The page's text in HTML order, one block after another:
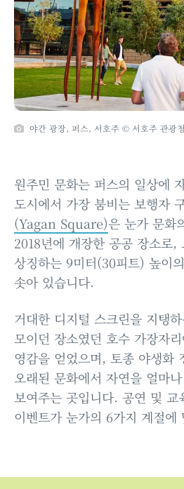
야간 광장, 퍼스, 서호주 © 서호주 관광청
원주민 문화는 퍼스의 일상에
도시에서 가장 붐비는 보행자
(Yagan Square)은 눈가 문화
2018년에 개장한 공공 장소로,
상징하는 9미터(30피트) 높이
솟아 있습니다.
거대한 디지털 스크린을 지탱
모이던 장소였던 호수 가장자
영감을 얻었으며, 토종 야생화
오래된 문화에서 자연을 얼마
보여주는 곳입니다. 공연 및 교
이벤트가 눈가의 6가지 계절에